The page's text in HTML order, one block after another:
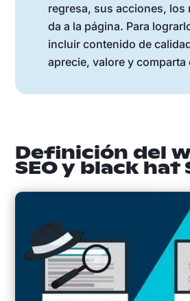
regresa, sus acciones, los
da a la página. Para
incluir contenido de
aprecie, valore y
Definición del
SEO y black hat